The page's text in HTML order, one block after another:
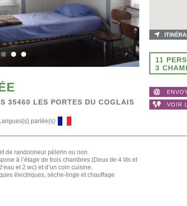
35460 LES PORTES DU COGLAIS
parlée(s)
11
3
VOIR
de randonneur pèlerin ou non.
à l’étage de trois chambres (Deux de 4 lits et
et 2 wc) et d’un coin cuisine.
électriques, sèche-linge et chauffage